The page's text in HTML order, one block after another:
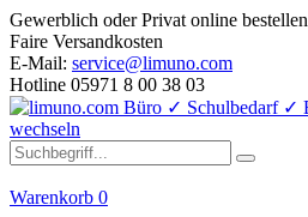
Gewerblich oder Privat online bestellen
Faire Versandkosten
E-Mail: service@limuno.com
Hotline 05971 8 00 38 03
Warenkorb 0